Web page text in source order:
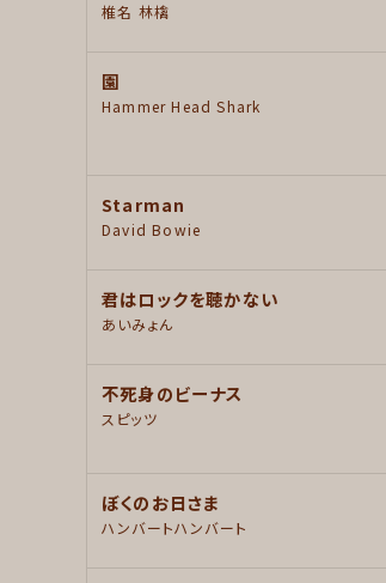
椎名 林檎
園
Hammer Head Shark
Starman
David Bowie
君はロックを聴かない
あいみょん
不死身のビーナス
スピッツ
ぼくのお日さま
ハンバートハンバート